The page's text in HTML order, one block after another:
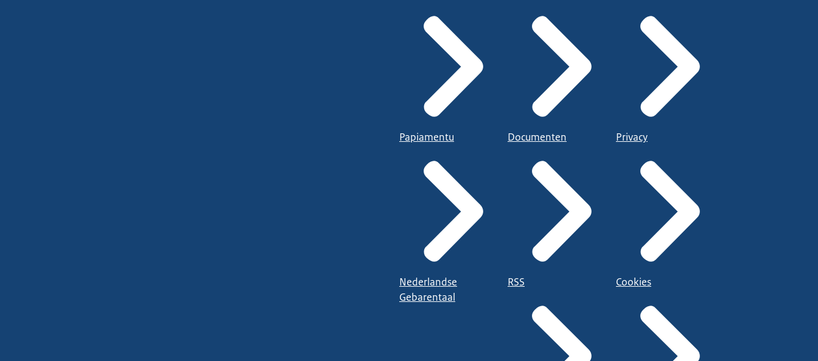
Papiamentu
Nederlandse
Gebarentaal
Documenten
RSS
Privacy
Cookies